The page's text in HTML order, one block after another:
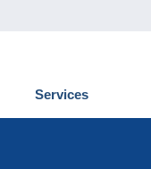
Services
Découvrir Delcampe